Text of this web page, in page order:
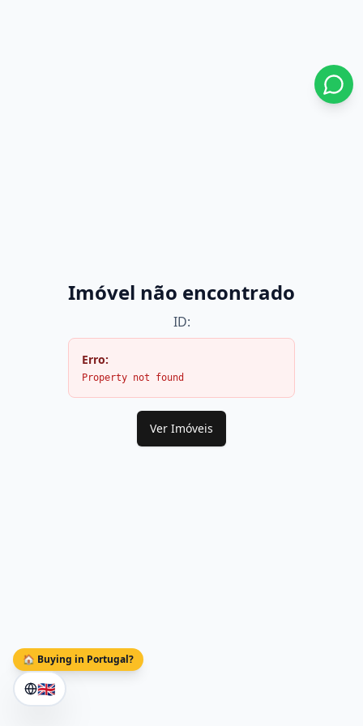
🏠 Buying in Portugal?
🇬🇧
Imóvel não encontrado
ID:
Erro:
Property not found
Ver Imóveis